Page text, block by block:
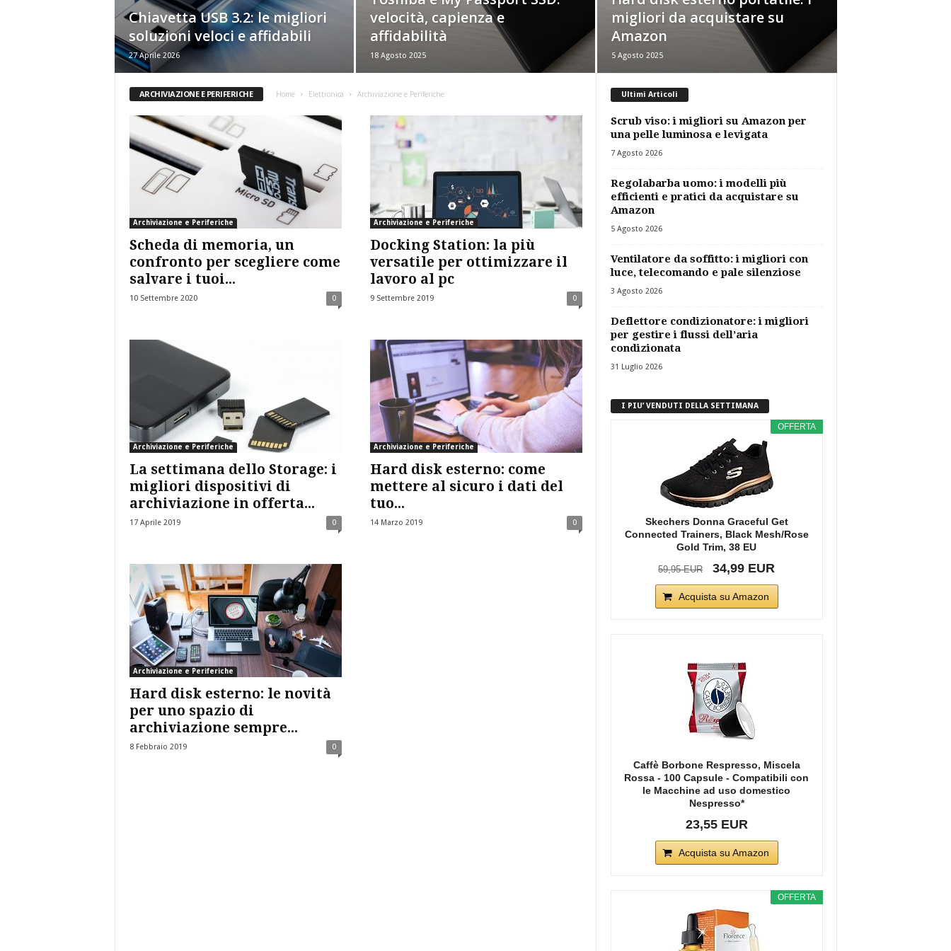
Chiavetta USB 3.2: le migliori
soluzioni veloci e affidabili
27 Aprile 2026
velocità, capienza e
affidabilità
18 Agosto 2025
migliori da acquistare su
Amazon
5 Agosto 2025
ARCHIVIAZIONE E PERIFERICHE Home Elettronica Archiviazione e Periferiche
Archiviazione e Periferiche
Scheda di memoria, un
confronto per scegliere come
salvare i tuoi...
10 Settembre 2020 0
Archiviazione e Periferiche
Docking Station: la più
versatile per ottimizzare il
lavoro al pc
9 Settembre 2019 0
Archiviazione e Periferiche
La settimana dello Storage: i
migliori dispositivi di
archiviazione in offerta...
17 Aprile 2019 0
Archiviazione e Periferiche
Hard disk esterno: come
mettere al sicuro i dati del
tuo...
14 Marzo 2019 0
Archiviazione e Periferiche
Hard disk esterno: le novità
per uno spazio di
archiviazione sempre...
8 Febbraio 2019 0
Ultimi Articoli
Scrub viso: i migliori su Amazon per
una pelle luminosa e levigata
7 Agosto 2026
Regolabarba uomo: i modelli più
efficienti e pratici da acquistare su
Amazon
5 Agosto 2026
Ventilatore da soffitto: i migliori con
luce, telecomando e pale silenziose
3 Agosto 2026
Deflettore condizionatore: i migliori
per gestire i flussi dell’aria
condizionata
31 Luglio 2026
I PIU’ VENDUTI DELLA SETTIMANA
OFFERTA
Skechers Donna Graceful Get
Connected Trainers, Black Mesh/Rose
Gold Trim, 38 EU
59,95 EUR 34,99 EUR
Acquista su Amazon
Caffè Borbone Respresso, Miscela
Rossa - 100 Capsule - Compatibili con
le Macchine ad uso domestico
Nespresso*
23,55 EUR
Acquista su Amazon
OFFERTA